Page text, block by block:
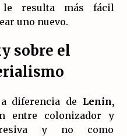
le resulta más fácil
uno nuevo.
sobre el
a diferencia de Lenin,
entre colonizador y
y no como